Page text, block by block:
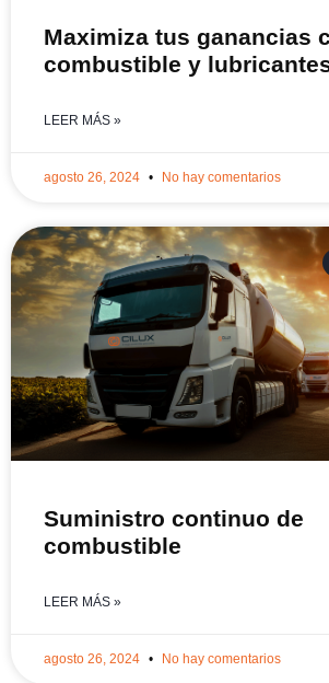
Maximiza tus ganancias
combustible y
LEER MÁS »
agosto 26, 2024 No hay comentarios
Suministro continuo de
combustible
LEER MÁS »
agosto 26, 2024 No hay comentarios